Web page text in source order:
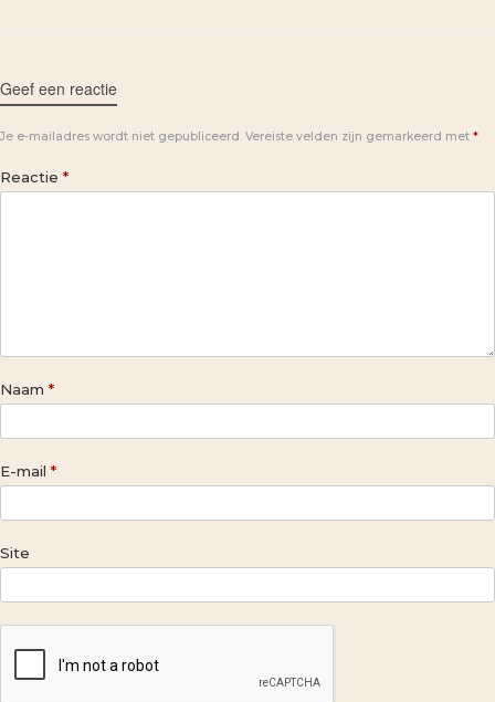
Geef een reactie
Je e-mailadres wordt niet gepubliceerd. Vereiste velden zijn gemarkeerd met *
Reactie *
Naam *
E-mail *
Site